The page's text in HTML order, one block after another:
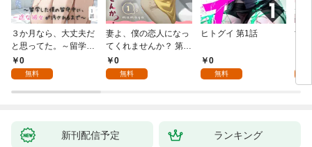
３か月なら、大丈夫だ
と思ってた。～留学し
た僕の留守中に、一途
な彼女が汚されるまで
0
無料
妻よ、僕の恋人になっ
てくれませんか？ 第1
話0
無料
ヒトグイ 第1話
0
無料
世
新刊配信予定 ランキング